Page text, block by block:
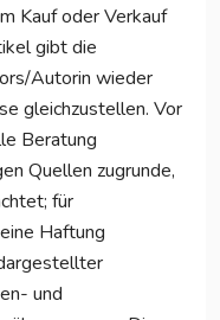
Kauf oder Verkauf
gibt die
Autorin wieder
gleichzustellen. Vor
Beratung
Quellen zugrunde,
für
Haftung
und